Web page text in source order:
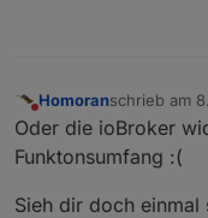
Nicht stören
Homoranschrieb am
zuletzt
Oder die ioBroker
Funktonsumfang :(
Sieh dir doch einmal